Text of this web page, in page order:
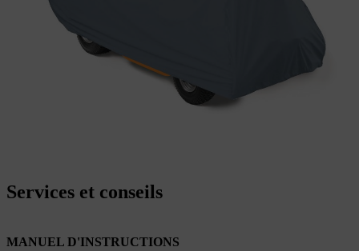
Services et conseils
MANUEL D'INSTRUCTIONS